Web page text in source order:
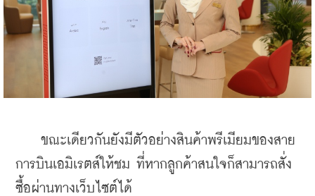
ขณะเดียวกันยังมีตัวอย่างสินค้าพรีเมียมของสาย
การบินเอมิเรตส์ให้ชม ที่หากลูกค้าสนใจก็สามารถสั่ง
ซื้อผ่านทางเว็บไซต์ได้